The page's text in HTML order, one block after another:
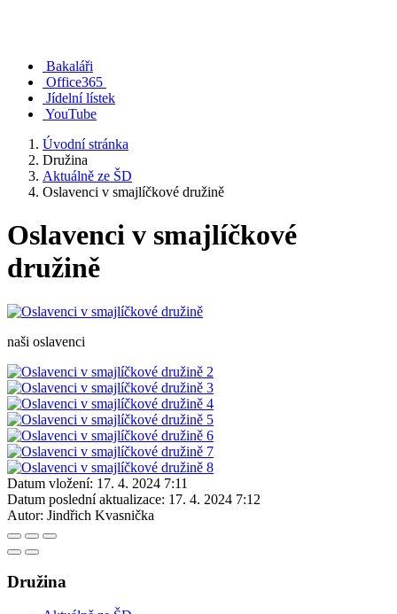
Bakaláři
Office365
Jídelní lístek
YouTube
Úvodní stránka
Družina
Aktuálně ze ŠD
Oslavenci v smajlíčkové družině
Oslavenci v smajlíčkové
družině
naši oslavenci
Datum vložení: 17. 4. 2024 7:11
Datum poslední aktualizace: 17. 4. 2024 7:12
Autor: Jindřich Kvasnička
Družina